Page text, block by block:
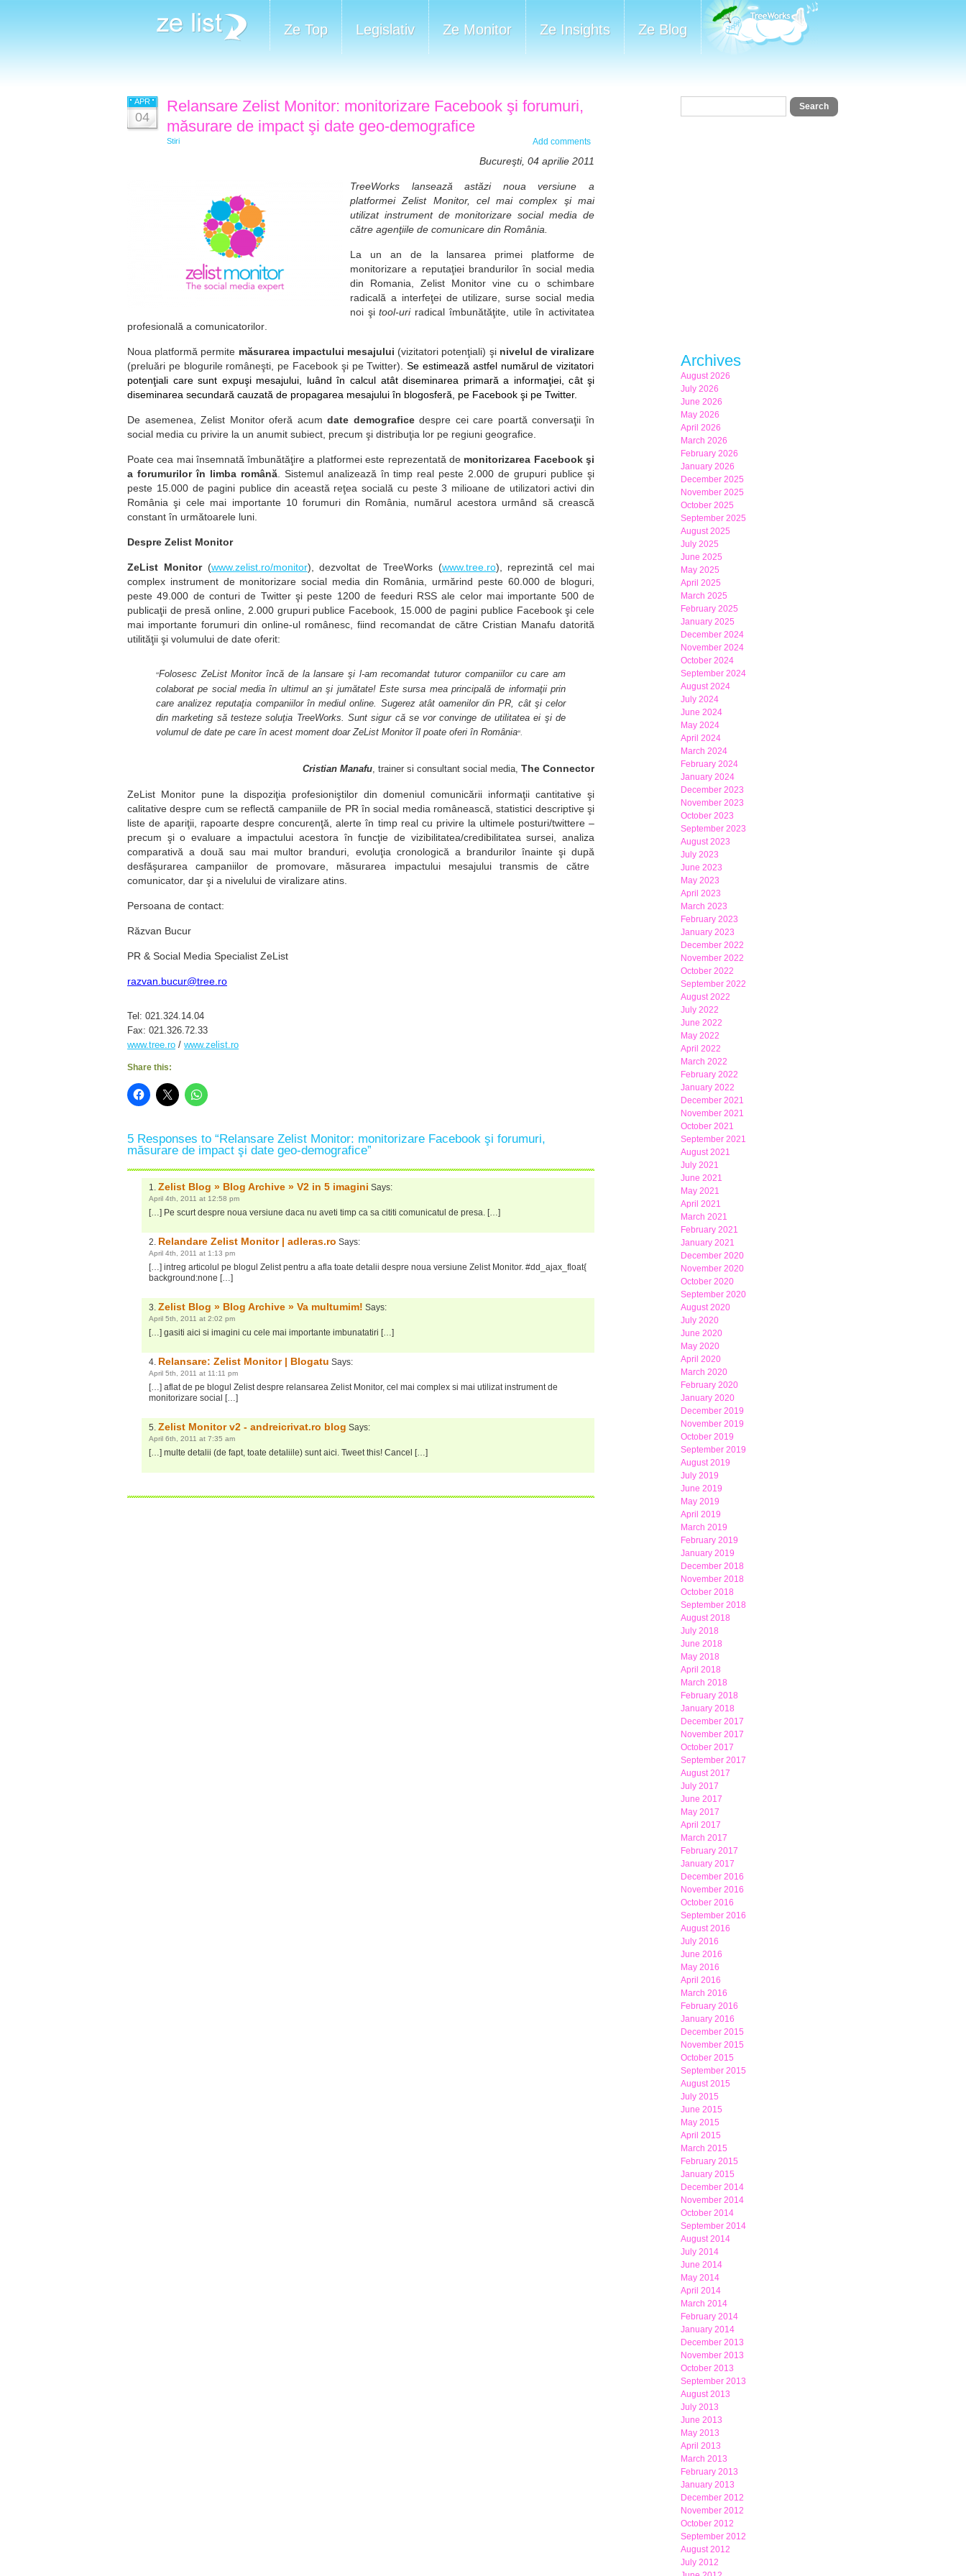
Ze Top Legislativ Ze Monitor Ze Insights Ze Blog
APR
04
Relansare Zelist Monitor: monitorizare Facebook şi forumuri,
măsurare de impact şi date geo-demografice
Stiri Add comments
Bucureşti, 04 aprilie 2011
TreeWorks lansează astăzi noua versiune a
platformei Zelist Monitor, cel mai complex şi mai
utilizat instrument de monitorizare social media de
către agenţiile de comunicare din România.
La un an de la lansarea primei platforme de
monitorizare a reputaţiei brandurilor în social media
din Romania, Zelist Monitor vine cu
o schimbare
radicală a interfeţei de utilizare, surse social media
noi şitool-uri radical îmbunătăţite, utile în activitatea
profesională a comunicatorilor
Noua platformă permite măsurarea impactului mesajului (vizitatori potenţiali) şi nivelul de viralizare
(preluări pe blogurile româneşti, pe Facebook şi pe Twitter) . Se estimează astfel numărul de vizitatori
potenţiali care sunt expuşi mesajului, luândîn calcul atât diseminarea primară a informaţiei, câtşi
diseminarea secundară cauzată de propagarea mesajuluiîn blogosferă , pe Facebook şi pe Twitter.
De asemenea, Zelist Monitor oferă acumdate demograficedespre cei care poartă conversaţiiîn
social media cu privire la un anumit subiect, precum şi distribuţia lor pe regiuni geografice.
Poate cea mai însemnată îmbunătăţire a platformeieste reprezentată de monitorizarea Facebookşi
a forumurilor în limba română. Sistemul analizează în timp real peste 2.000 de grupuri publiceşi
peste 15.000 de pagini publice din această reţea socială cu peste 3 milioane de utilizatori activi din
Româniaşi cele mai importante 10 forumuri din România, numărul acestora urmând să crească
constant în următoarele luni
Despre Zelist Monitor
ZeList Monitor (www.zelist.ro/monitor), dezvoltat de TreeWorks (www.tree.ro), reprezintă cel mai
complex instrument de monitorizare social media din România, urmărind peste 60.000 de bloguri,
peste 49.000 de conturi de Twitterşi peste 1200 de feeduri RSS ale celor mai importante 500 de
publicaţii de presă online, 2.000 grupuri publice Facebook, 15.000 de pagini publice Facebookşi cele
mai importante forumuri din online-ul românesc, fiind recomandat de către Cristian Manafu datorită
utilităţii şi volumului de date oferit:
“Folosesc ZeList Monitor încă de la lansare şi l-am recomandat tuturor companiilor cu care am
colaborat pe social media în ultimul an şi jumătate! Este sursa mea principală de informaţii prin
care analizez reputaţia companiilor în mediul online. Sugerez atât oamenilor din PR, cât şi celor
din marketing să testeze soluţia TreeWorks. Sunt sigur că se vor convinge de utilitatea ei şi de
volumul de date pe care în acest moment doar ZeList Monitor îl poate oferi în România“.
Cristian Manafu, trainer si consultant social media, The Connector
ZeList Monitor pune la dispoziţia profesioniştilor din domeniul comunicării informaţii cantitative şi
calitative despre cum se reflectă campaniile de PR în social media românească , statistici descriptiveşi
liste de apariţii, rapoarte despre concurenţă , alerteîn timp real cu privire la ultimele posturi/twittere –
precum şi o evaluare a impactului acestora în funcţie de vizibilitatea/credibilitatea sursei, analiza
comparativă a două sau mai multor branduri, evoluţia cronologică a brandurilor înainte şi după
desfăşurarea campaniilor de promovare, măsurarea impactului mesajului transmis de către
comunicator, dar şi a nivelului de viralizare atins.
Persoana de contact:
Răzvan Bucur
PR & Social Media Specialist ZeList
razvan.bucur@tree.ro
Tel: 021.324.14.04
Fax: 021.326.72.33
www.tree.ro / www.zelist.ro
Share this:
5 Responses to “Relansare Zelist Monitor: monitorizare Facebook şi forumuri,
măsurare de impact şi date geo-demografice”
Zelist Blog » Blog Archive » V2 in 5 imagini Says:
April 4th, 2011 at 12:58 pm
[…] Pe scurt despre noua versiune daca nu aveti timp ca sa cititi comunicatul de presa. […]
Relandare Zelist Monitor | adleras.ro Says:
April 4th, 2011 at 1:13 pm
[…] intreg articolul pe blogul Zelist pentru a afla toate detalii despre noua versiune Zelist Monitor. #dd_ajax_float{
background:none […]
Zelist Blog » Blog Archive » Va multumim! Says:
April 5th, 2011 at 2:02 pm
[…] gasiti aici si imagini cu cele mai importante imbunatatiri […]
Relansare: Zelist Monitor | Blogatu Says:
April 5th, 2011 at 11:11 pm
[…] aflat de pe blogul Zelist despre relansarea Zelist Monitor, cel mai complex si mai utilizat instrument de
monitorizare social […]
Zelist Monitor v2 - andreicrivat.ro blog Says:
April 6th, 2011 at 7:35 am
[…] multe detalii (de fapt, toate detaliile) sunt aici. Tweet this! Cancel […]
Archives
August 2026
July 2026
June 2026
May 2026
April 2026
March 2026
February 2026
January 2026
December 2025
November 2025
October 2025
September 2025
August 2025
July 2025
June 2025
May 2025
April 2025
March 2025
February 2025
January 2025
December 2024
November 2024
October 2024
September 2024
August 2024
July 2024
June 2024
May 2024
April 2024
March 2024
February 2024
January 2024
December 2023
November 2023
October 2023
September 2023
August 2023
July 2023
June 2023
May 2023
April 2023
March 2023
February 2023
January 2023
December 2022
November 2022
October 2022
September 2022
August 2022
July 2022
June 2022
May 2022
April 2022
March 2022
February 2022
January 2022
December 2021
November 2021
October 2021
September 2021
August 2021
July 2021
June 2021
May 2021
April 2021
March 2021
February 2021
January 2021
December 2020
November 2020
October 2020
September 2020
August 2020
July 2020
June 2020
May 2020
April 2020
March 2020
February 2020
January 2020
December 2019
November 2019
October 2019
September 2019
August 2019
July 2019
June 2019
May 2019
April 2019
March 2019
February 2019
January 2019
December 2018
November 2018
October 2018
September 2018
August 2018
July 2018
June 2018
May 2018
April 2018
March 2018
February 2018
January 2018
December 2017
November 2017
October 2017
September 2017
August 2017
July 2017
June 2017
May 2017
April 2017
March 2017
February 2017
January 2017
December 2016
November 2016
October 2016
September 2016
August 2016
July 2016
June 2016
May 2016
April 2016
March 2016
February 2016
January 2016
December 2015
November 2015
October 2015
September 2015
August 2015
July 2015
June 2015
May 2015
April 2015
March 2015
February 2015
January 2015
December 2014
November 2014
October 2014
September 2014
August 2014
July 2014
June 2014
May 2014
April 2014
March 2014
February 2014
January 2014
December 2013
November 2013
October 2013
September 2013
August 2013
July 2013
June 2013
May 2013
April 2013
March 2013
February 2013
January 2013
December 2012
November 2012
October 2012
September 2012
August 2012
July 2012